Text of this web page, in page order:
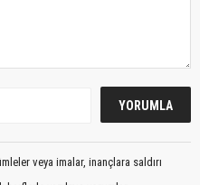
veya imalar, inançlara saldırı